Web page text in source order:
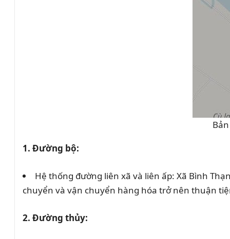
1. Đường bộ:
Hệ thống đường liên xã và liên ấp: Xã Bình
chuyển và vận chuyển hàng hóa trở nên thuận
2. Đường thủy: